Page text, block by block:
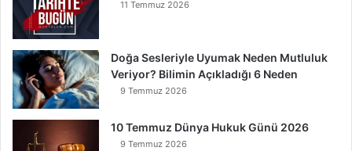
11 Temmuz 2026
Doğa Sesleriyle Uyumak Neden Mutluluk
Veriyor? Bilimin Açıkladığı 6 Neden
9 Temmuz 2026
10 Temmuz Dünya Hukuk Günü 2026
9 Temmuz 2026